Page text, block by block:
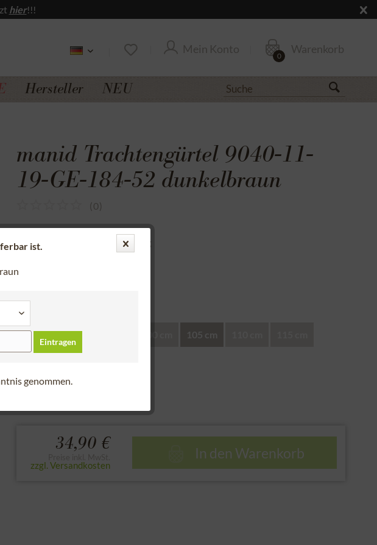
hier!!!
Mein Konto Warenkorb
0
Hersteller NEU
manid Trachtengürtel 9040-11-
19-GE-184-52 dunkelbraun
(0)
Sicherer Kauf auf Rechnung
Bitte Länge auswählen:
85 cm 90 cm 105 cm
zur Größentabelle
34,90 €
zzgl. Versandkosten
In den Warenkorb
ist.
Eintragen
genommen.